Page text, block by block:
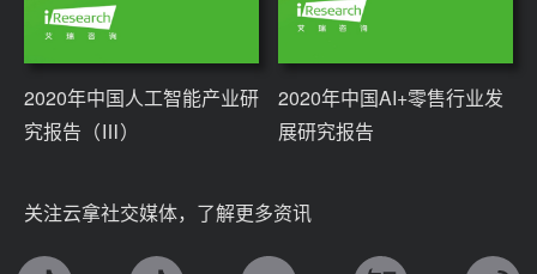
2020年中国人工智能产业研
究报告（Ⅲ）
2020年中国AI+零售行业发
展研究报告
关注云拿社交媒体，了解更多资讯